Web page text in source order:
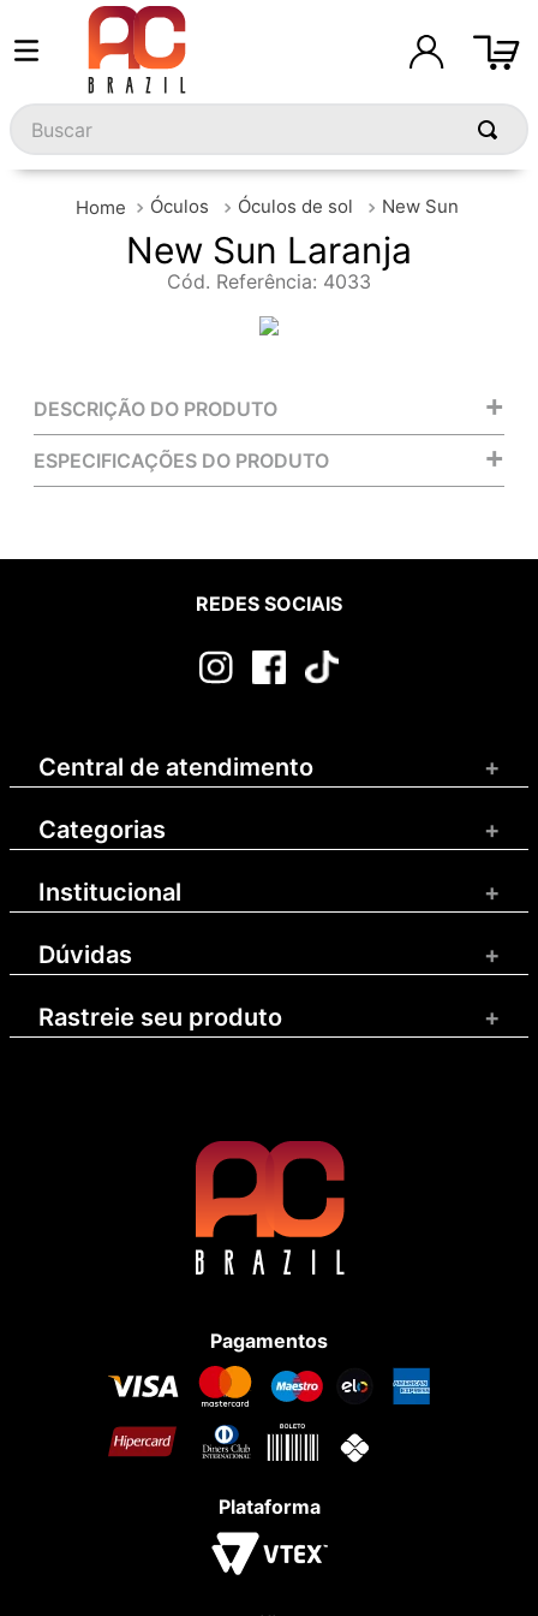
Buscar
Óculos Óculos de sol New Sun
New Sun Laranja
Cód. Referência: 4033
DESCRIÇÃO DO PRODUTO +
ESPECIFICAÇÕES DO PRODUTO +
REDES SOCIAIS
Central de atendimento +
Categorias +
Institucional +
Dúvidas +
Rastreie seu produto +
Pagamentos
Plataforma